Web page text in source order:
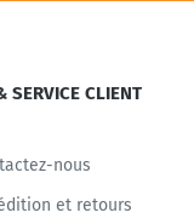
SERVICE CLIENT
nous
et retours